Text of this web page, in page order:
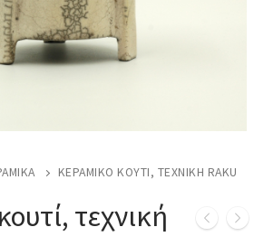
ΚΕΡΑΜΙΚΌ ΚΟΥΤΊ, ΤΕΧΝΙΚΉ RAKU
τεχνική